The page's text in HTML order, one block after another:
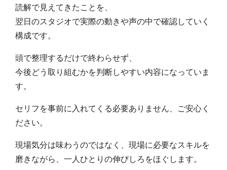
読解で見えてきたことを、
翌日のスタジオで実際の動きや声の中で確認していく
構成です。
頭で整理するだけで終わらせず、
今後どう取り組むかを判断しやすい内容になっていま
す。
セリフを事前に入れてくる必要ありません、ご安心く
ださい。
現場気分は味わうのではなく、現場に必要なスキルを
磨きながら、一人ひとりの伸びしろをほぐします。